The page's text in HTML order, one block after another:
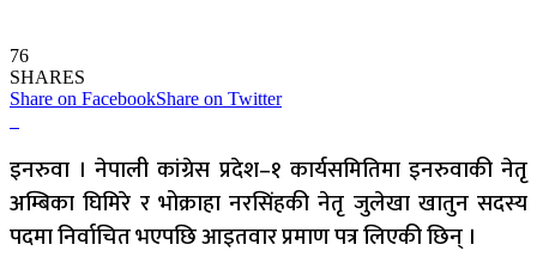
76
SHARES
Share on FacebookShare on Twitter
इनरुवा । नेपाली कांग्रेस प्रदेश–१ कार्यसमितिमा इनरुवाकी नेतृ
अम्बिका घिमिरे र भोक्राहा नरसिंहकी नेतृ जुलेखा खातुन सदस्य
पदमा निर्वाचित भएपछि आइतवार प्रमाण पत्र लिएकी छिन् ।